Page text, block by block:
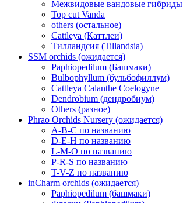
Межвидовые вандовые гибриды
Top cut Vanda
others (остальное)
Cattleya (Каттлеи)
Тилландсия (Tillandsia)
SSM orchids (ожидается)
Paphiopedilum (Башмаки)
Bulbophyllum (бульбофиллум)
Cattleya Calanthe Coelogyne
Dendrobium (дендробиум)
Others (разное)
Phrao Orchids Nursery (ожидается)
A-B-C по названию
D-E-H по названию
L-M-O по названию
P-R-S по названию
T-V-Z по названию
inCharm orchids (ожидается)
Paphiopedilum (башмаки)